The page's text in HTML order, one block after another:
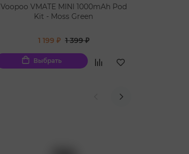
Voopoo VMATE MINI 1000mAh Pod
Kit - Moss Green
1 199 ₽ 1 399 ₽
Выбрать